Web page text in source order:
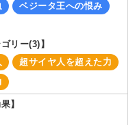
ベジータ王への恨み
ゴリー(3)】
超サイヤ人を超えた力
】